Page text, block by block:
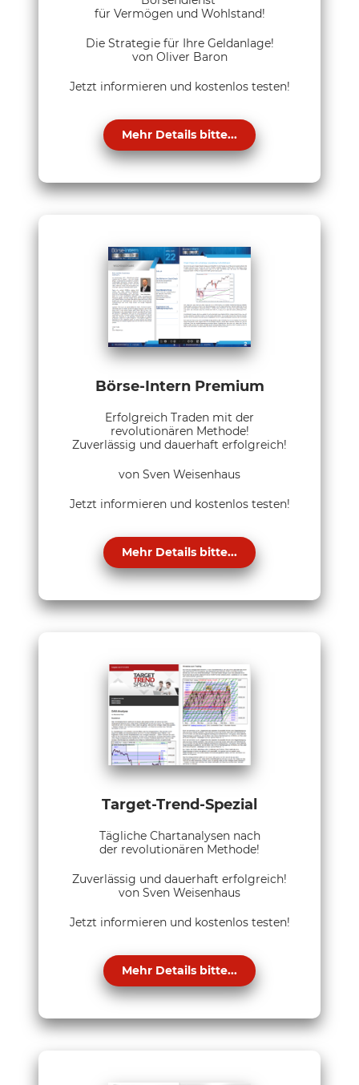
für Vermögen und Wohlstand!
Die Strategie für Ihre Geldanlage!
von Oliver Baron
Jetzt informieren und kostenlos testen!
Mehr Details bitte...
Börse-Intern Premium
Erfolgreich Traden mit der
revolutionären Methode!
Zuverlässig und dauerhaft erfolgreich!
von Sven Weisenhaus
Jetzt informieren und kostenlos testen!
Mehr Details bitte...
Target-Trend-Spezial
Tägliche Chartanalysen nach
der revolutionären Methode!
Zuverlässig und dauerhaft erfolgreich!
von Sven Weisenhaus
Jetzt informieren und kostenlos testen!
Mehr Details bitte...